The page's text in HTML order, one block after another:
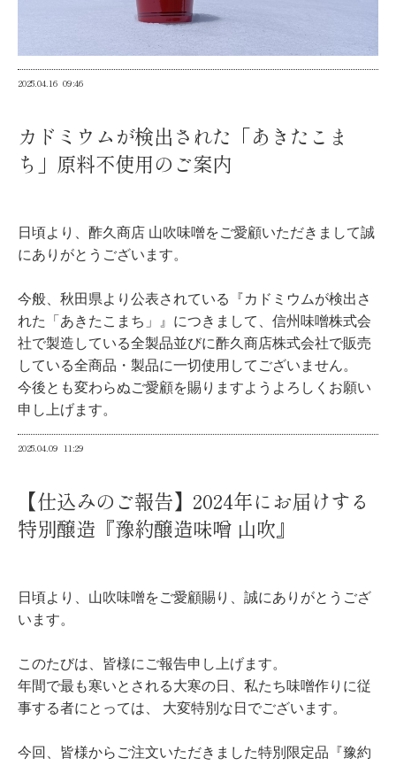
2025.04.16 09:46
カドミウムが検出された「あきたこま
ち」原料不使用のご案内
日頃より、酢久商店 山吹味噌をご愛顧いただきまして誠
にありがとうございます。
今般、秋田県より公表されている『カドミウムが検出さ
れた「あきたこまち」』につきまして、信州味噌株式会
社で製造している全製品並びに酢久商店株式会社で販売
している全商品・製品に一切使用してございません。
今後とも変わらぬご愛顧を賜りますようよろしくお願い
申し上げます。
2025.04.09 11:29
【仕込みのご報告】2024年にお届けする
特別醸造『豫約醸造味噌 山吹』
日頃より、山吹味噌をご愛顧賜り、誠にありがとうござ
います。
このたびは、皆様にご報告申し上げます。
年間で最も寒いとされる大寒の日、私たち味噌作りに従
事する者にとっては、
大変特別な日でございます。
今回、皆様からご注文いただきました特別限定品『豫約